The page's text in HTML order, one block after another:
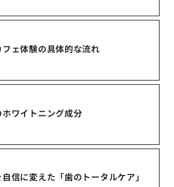
ェ体験の具体的な流れ
ワイトニング成分
信に変えた「歯のトータルケア」